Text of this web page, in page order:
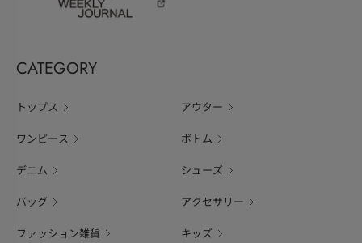
CATEGORY
トップス アウター
ワンピース ボトム
デニム シューズ
バッグ アクセサリー
ファッション雑貨 キッズ